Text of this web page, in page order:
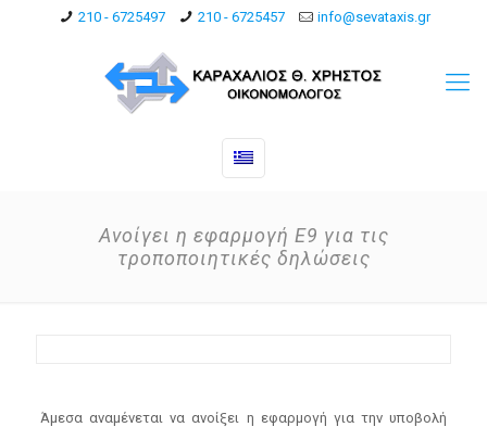
210 - 6725497 210 - 6725457 info@sevataxis.gr
Ανοίγει η εφαρμογή Ε9 για τις
τροποποιητικές δηλώσεις
Άμεσα αναμένεται να ανοίξει η εφαρμογή για την υποβολή